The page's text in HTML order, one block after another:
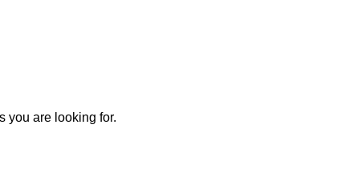
you are looking for.